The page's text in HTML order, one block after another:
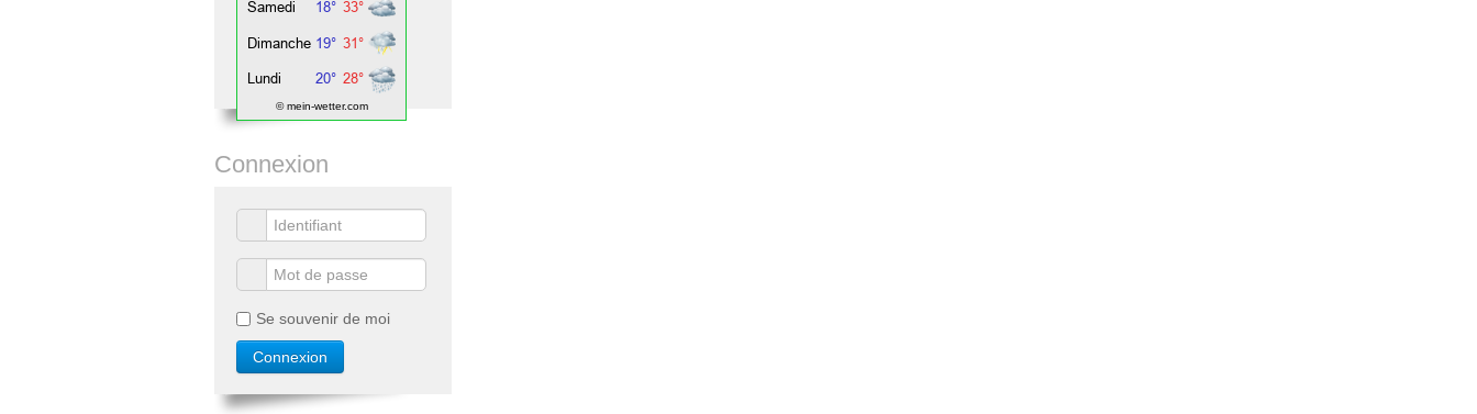
© mein-wetter.com
Connexion
Se souvenir de moi